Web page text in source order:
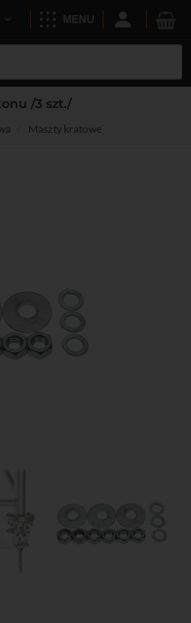
MENU
/3 szt./
Maszty kratowe